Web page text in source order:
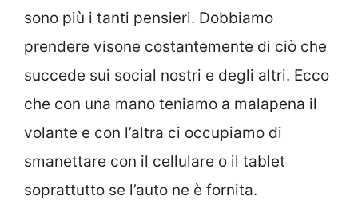
sono più i tanti pensieri. Dobbiamo
prendere visone costantemente di ciò che
succede sui social nostri e degli altri. Ecco
che con una mano teniamo a malapena il
volante e con l’altra ci occupiamo di
smanettare con il cellulare o il tablet
soprattutto se l’auto ne è fornita.